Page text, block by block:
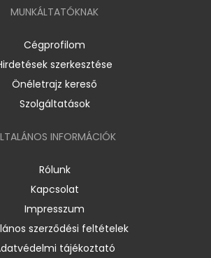
MUNKÁLTATÓKNAK
Cégprofilom
szerkesztése
Önéletrajz kereső
Szolgáltatások
INFORMÁCIÓK
Rólunk
Kapcsolat
Impresszum
szerződési feltételek
tájékoztató